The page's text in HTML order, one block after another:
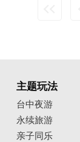
主题玩法
台中夜游
永续旅游
亲子同乐